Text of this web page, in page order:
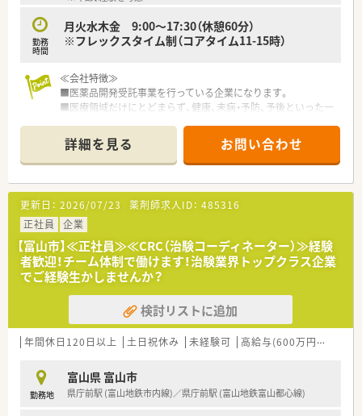
勤務
時間
月火水木金 9:00～17:30（休憩60分）
※フレックスタイム制（コアタイム11-15時）
≪会社特徴≫
■医薬品開発受託事業を行っている企業になります。
■医療領域だけにとどまらず、健康、未病・予防、予後といった一
ってきた知識・ノウハウを活用し、生を受けたその人がその人ら
しい一生を全うする一助となるよう、『ヒトの一生』への寄与を
目指しています。
≪業務内容≫
■SMAは治験実施施設(病院・クリニック等)となる医療機関に対
して実施のための各種折衝や環境整備支援、事務業務を担当いた
だきます。
＼オススメポイント／
■チームワーク抜群！
通常は1人で業務にあたることが多いですが、困ったときや先輩
や上司がサポートしてくれるため、安心して進められます。ま
た、家族の急な体調不良や突発休の場合にも周囲が代理対応をし
てくれる風土です！
入社時には、東京で約2週間に渡り新入社員研修があり、しっか
りと教えていただけます。
詳細を見る お問い合わせ
更新日： 2026/07/23 薬剤師求人ID： 485316
正社員
企業
【富山市】≪正社員≫≪CRC（治験コーディネーター）≫経験
者歓迎！チーム体制で働けます！治験業界トップクラス企業
でご経験生かしませんか？
検討リストに追加
年間休日120日以上 土日祝休み 未経験可 高給与(600万円以上)
勤務地
富山県 富山市
県庁前駅 (富山地鉄市内線)／県庁前駅 (富山地鉄富山都心線)